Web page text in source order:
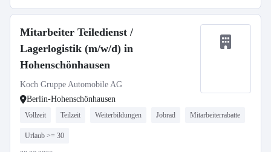
Mitarbeiter Teiledienst /
Lagerlogistik (m/w/d) in
Hohenschönhausen
Koch Gruppe Automobile AG
Berlin-Hohenschönhausen
Vollzeit Teilzeit Weiterbildungen Jobrad Mitarbeiterrabatte
Urlaub >= 30